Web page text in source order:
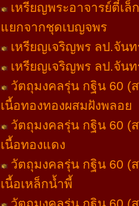
เหรียญพระอาจารย์ตี๋เ
แยกจากชุดเบญจพร
เหรียญเจริญพร ลป.จัน
เหรียญเจริญพร ลป.จัน
วัตถุมงคลรุ่น กฐิน 60 (
เนื้อทองทองผสมฝังพลอย
วัตถุมงคลรุ่น กฐิน 60 (
เนื้อทองแดง
วัตถุมงคลรุ่น กฐิน 60 (
เนื้อเหล็กน้ำพี้